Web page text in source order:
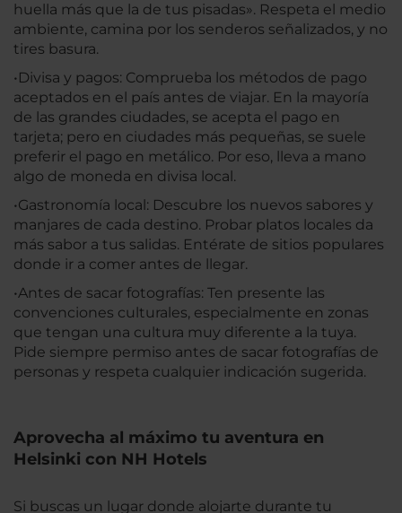
huella más que la de tus pisadas». Respeta el medio
ambiente, camina por los senderos señalizados, y no
tires basura.
•Divisa y pagos: Comprueba los métodos de pago
aceptados en el país antes de viajar. En la mayoría
de las grandes ciudades, se acepta el pago en
tarjeta; pero en ciudades más pequeñas, se suele
preferir el pago en metálico. Por eso, lleva a mano
algo de moneda en divisa local.
•Gastronomía local: Descubre los nuevos sabores y
manjares de cada destino. Probar platos locales da
más sabor a tus salidas. Entérate de sitios populares
donde ir a comer antes de llegar.
•Antes de sacar fotografías: Ten presente las
convenciones culturales, especialmente en zonas
que tengan una cultura muy diferente a la tuya.
Pide siempre permiso antes de sacar fotografías de
personas y respeta cualquier indicación sugerida.
Aprovecha al máximo tu aventura en
Helsinki con NH Hotels
Si buscas un lugar donde alojarte durante tu